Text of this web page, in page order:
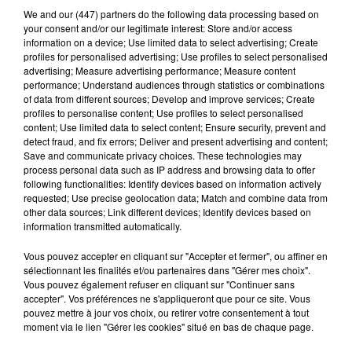
Afficher l'élément
Hip-Hop News
6 août 2026
Franglish et Keblack dévoilent une
session live surprise
5 août 2026
Après le film, bientôt une docu-série sur
le père de Michael Jackson
We and our (447) partnersdo the following data processing based on
your consent and/or our legitimate interest: Store and/or access
information on a device; Use limited data to select advertising; Create
profiles for personalised advertising; Use profiles to select personalised
advertising; Measure advertising performance; Measure content
performance; Understand audiences through statistics or combinations
of data from different sources; Develop and improve services; Create
profiles to personalise content; Use profiles to select personalised
content; Use limited data to select content; Ensure security, prevent and
detect fraud, and fix errors; Deliver and present advertising and content;
Save and communicate privacy choices. These technologies may
process personal data such as IP address and browsing data to offer
following functionalities: Identify devices based on information actively
requested; Use precise geolocation data; Match and combine data from
other data sources; Link different devices; Identify devices based on
information transmitted automatically.
Vous pouvez accepter en cliquant sur "Accepter et fermer", ou affiner en
sélectionnant les finalités et/ou partenaires dans "Gérer mes choix".
Vous pouvez également refuser en cliquant sur "Continuer sans
accepter". Vos préférences ne s'appliqueront que pour ce site. Vous
pouvez mettre à jour vos choix, ou retirer votre consentement à tout
moment via le lien "Gérer les cookies" situé en bas de chaque page.